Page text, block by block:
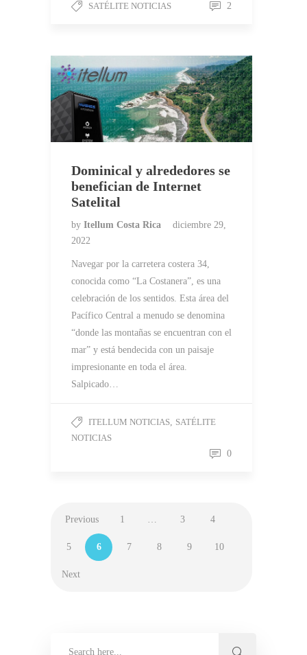
SATÉLITE NOTICIAS 2
Dominical y alrededores se
benefician de Internet
Satelital
by Itellum Costa Rica
diciembre 29,
2022
Navegar por la carretera costera 34,
conocida como “La Costanera”, es una
celebración de los sentidos. Esta área del
Pacífico Central a menudo se denomina
“donde las montañas se encuentran con el
mar” y está bendecida con un paisaje
impresionante en toda el área.
Salpicado…
ITELLUM NOTICIAS, SATÉLITE
NOTICIAS
0
Previous 1 … 3 4
5 6 7 8 9 10
Next